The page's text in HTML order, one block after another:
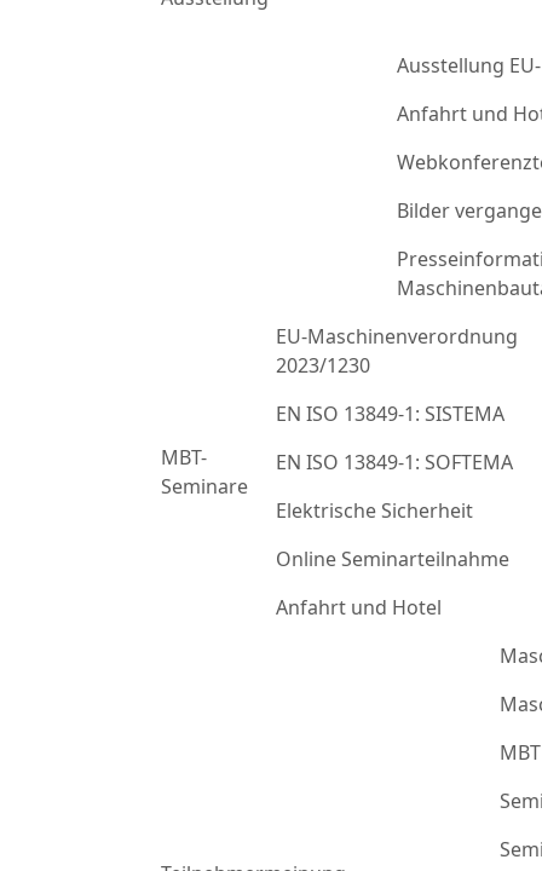
Ausstellung
Anfahrt und
Bilder
MBT-
Seminare
EU-Maschinenverordnung
2023/1230
EN ISO 13849-1: SISTEMA
EN ISO 13849-1: SOFTEMA
Elektrische Sicherheit
Online Seminarteilnahme
Anfahrt und Hotel